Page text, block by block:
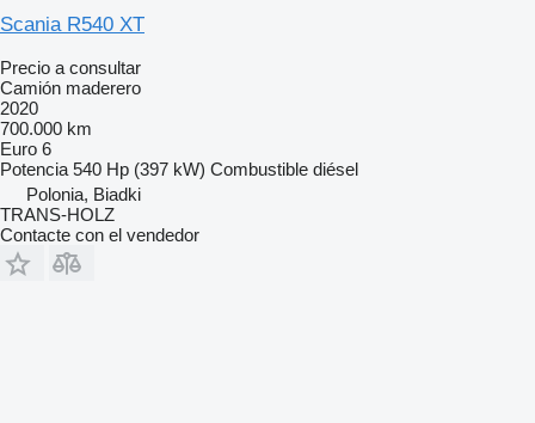
Scania R540 XT
Precio a consultar
Camión maderero
2020
700.000 km
Euro 6
Potencia 540 Hp (397 kW) Combustible diésel
Polonia, Biadki
TRANS-HOLZ
Contacte con el vendedor